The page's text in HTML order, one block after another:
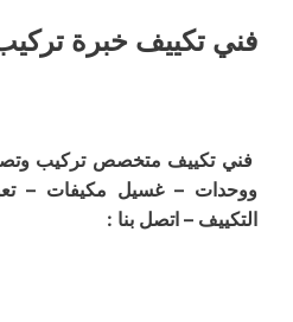
فني تكييف خبرة
فني تكييف متخصص تركيب
ووحدات – غسيل مكيفات –
التكييف – اتصل بنا :